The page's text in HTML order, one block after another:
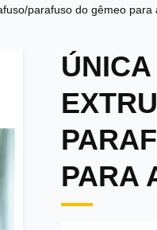
parafuso do gêmeo para
PARA